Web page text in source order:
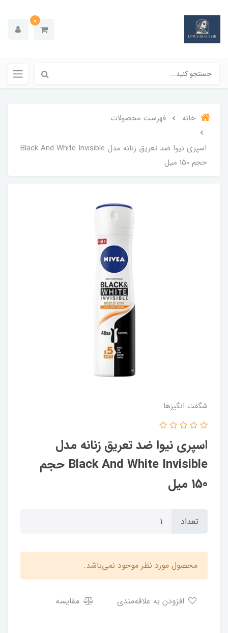
0
خانه فهرست محصولات
اسپری نیوا ضد تعریق زنانه مدل Black And White Invisible
حجم 150 میل
شگفت انگيزها
اسپری نیوا ضد تعریق زنانه مدل
Black And White Invisible حجم
150 میل
تعداد
محصول مورد نظر موجود نمی‌باشد.
مقایسه